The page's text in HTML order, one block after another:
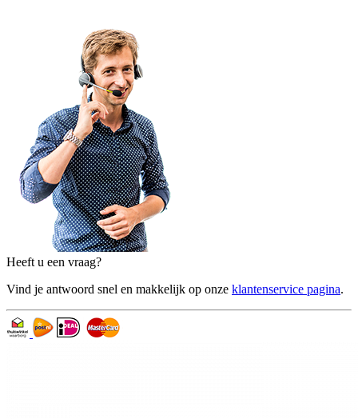
Heeft u een vraag?
Vind je antwoord snel en makkelijk op onze klantenservice pagina.